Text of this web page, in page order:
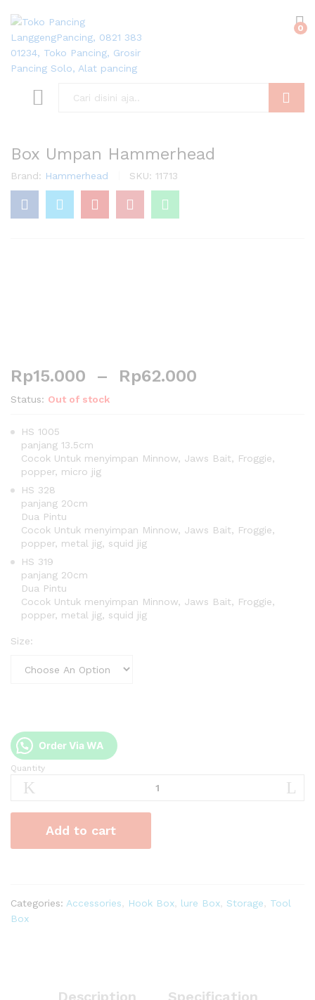
0
Box Umpan Hammerhead
Brand: Hammerhead SKU: 11713
Rp15.000 – Rp62.000
Status: Out of stock
HS 1005
panjang 13.5cm
Cocok Untuk menyimpan Minnow, Jaws Bait, Froggie,
popper, micro jig
HS 328
panjang 20cm
Dua Pintu
Cocok Untuk menyimpan Minnow, Jaws Bait, Froggie,
popper, metal jig, squid jig
HS 319
panjang 20cm
Dua Pintu
Cocok Untuk menyimpan Minnow, Jaws Bait, Froggie,
popper, metal jig, squid jig
Size:
Order Via WA
Box
Umpan
quantity
Quantity
Add to cart
Categories: Accessories Hook Box lure Box Storage
Tool
Box
Description
Specification